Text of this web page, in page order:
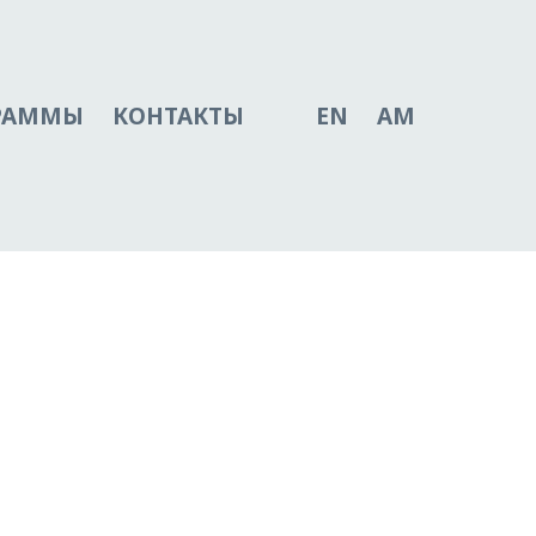
КОНТАКТЫ EN AM